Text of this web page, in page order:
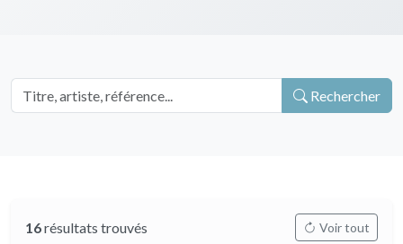
Rechercher
16résultats trouvés Voir tout